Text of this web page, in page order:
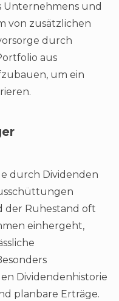
Unternehmens und
von zusätzlichen
durch
aus
um ein
durch Dividenden
der Ruhestand oft
einhergeht,
Dividendenhistorie
planbare Erträge.